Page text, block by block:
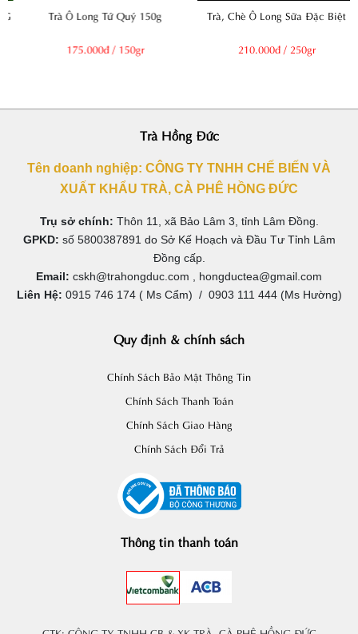
Trà Ô Long Tứ Quý 150g
175.000đ / 150gr
Trà, Chè Ô Long Sữa Đặc Biệt
210.000đ / 250gr
Trà Hồng Đức
Tên doanh nghiệp: CÔNG TY TNHH CHẾ BIẾN VÀ
XUẤT KHẨU TRÀ, CÀ PHÊ HỒNG ĐỨC
Trụ sở chính: Thôn 11, xã Bảo Lâm 3, tỉnh Lâm Đồng.
GPKD: số 5800387891 do Sở Kế Hoạch và Đầu Tư Tỉnh Lâm
Đồng cấp.
Email: cskh@trahongduc.com , hongductea@gmail.com
Liên Hệ: 0915 746 174 ( Ms Cẩm) / 0903 111 444 (Ms Hường)
Quy định & chính sách
Chính Sách Bảo Mật Thông Tin
Chính Sách Thanh Toán
Chính Sách Giao Hàng
Chính Sách Đổi Trả
Thông tin thanh toán